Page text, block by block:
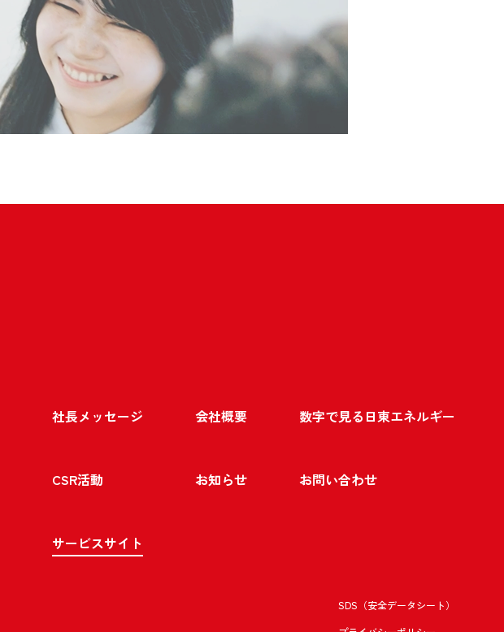
社長メッセージ 会社概要 数字で見る日東エネルギー
CSR活動 お知らせ お問い合わせ
サービスサイト
SDS（安全データシート）